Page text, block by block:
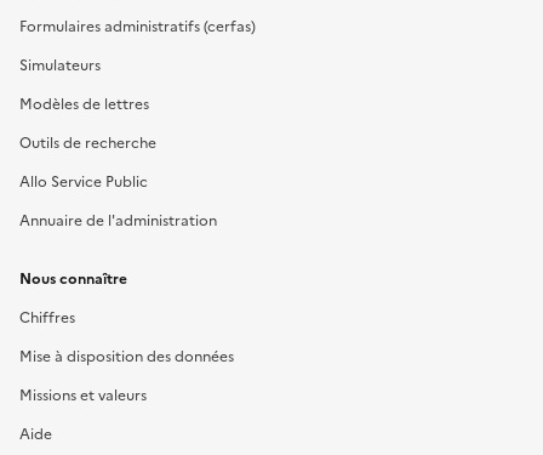
Formulaires administratifs (cerfas)
Simulateurs
Modèles de lettres
Outils de recherche
Allo Service Public
Annuaire de l'administration
Nous connaître
Chiffres
Mise à disposition des données
Missions et valeurs
Aide